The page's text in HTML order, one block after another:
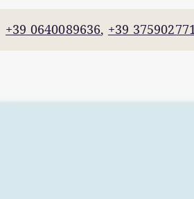
+39 0640089636, +39